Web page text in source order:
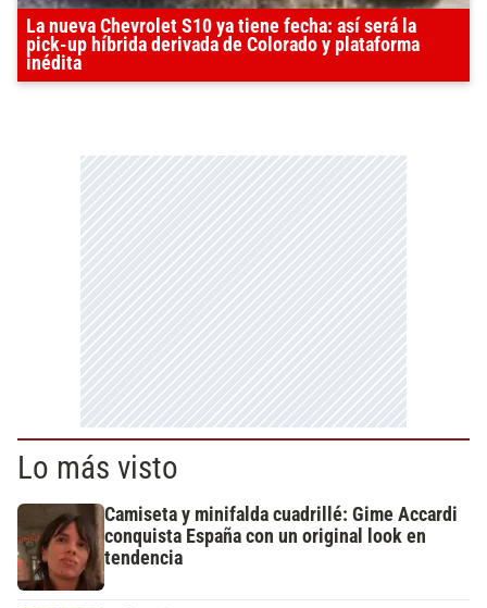
La nueva Chevrolet S10 ya tiene fecha: así será la
pick-up híbrida derivada de Colorado y plataforma
inédita
Lo más visto
Camiseta y minifalda cuadrillé: Gime Accardi
conquista España con un original look en
tendencia